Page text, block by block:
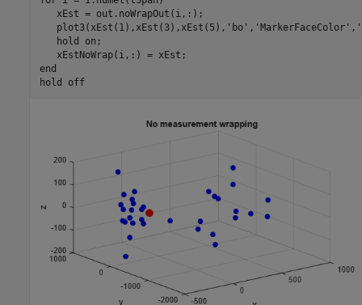
   xEst = out.noWrapOut(i,:);
   plot3(xEst(1),xEst(3),xEst(5),
'bo' , 'MarkerFaceColor' ,
   hold
on ;
end
hold
off